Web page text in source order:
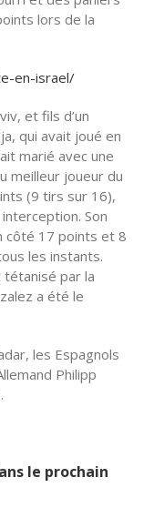
lors de la
en-israel/
et fils d’un
qui avait joué en
marié avec une
meilleur joueur du
(9 tirs sur 16),
Son
côté 17 points et 8
les instants.
tétanisé par la
a été le
les Espagnols
Philipp
le prochain